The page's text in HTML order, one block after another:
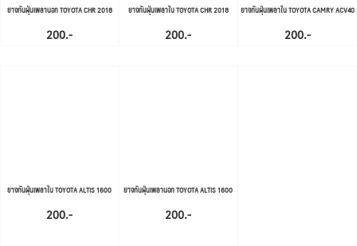
ยางกันฝุ่นเพลานอก TOYOTA CHR 2018
200.-
ยางกันฝุ่นเพลาใน TOYOTA CHR 2018
200.-
ยางกันฝุ่นเพลาใน TOYOTA CAMRY ACV40
200.-
ยางกันฝุ่นเพลาใน TOYOTA ALTIS 1600
200.-
ยางกันฝุ่นเพลานอก TOYOTA ALTIS 1600
200.-